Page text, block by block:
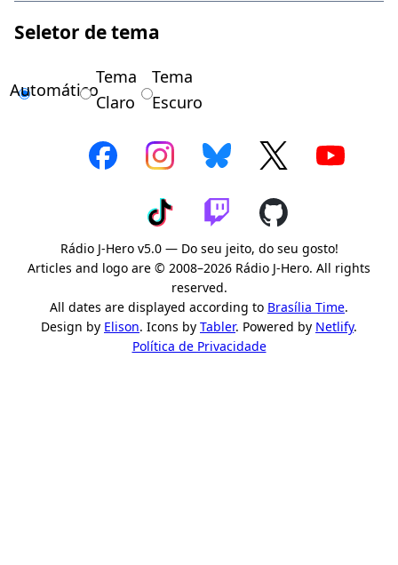
Seletor de tema
Automático
Tema
Claro
Tema
Escuro
Rádio J-Hero v5.0 — Do seu jeito, do seu gosto!
Articles and logo are © 2008–2026 Rádio J-Hero. All rights
reserved.
All dates are displayed according to Brasília Time.
Design by Elison. Icons by Tabler. Powered by Netlify.
Política de Privacidade